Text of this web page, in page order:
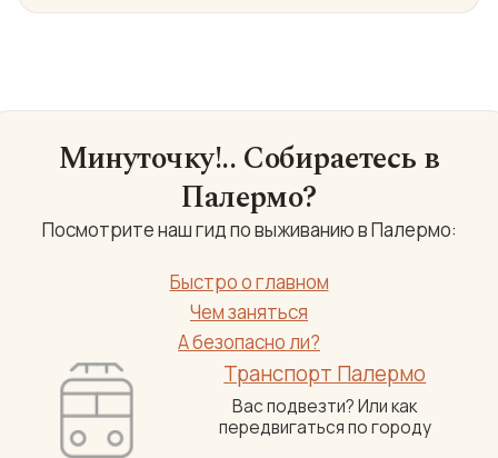
Минуточку!.. Собираетесь в
Палермо?
Посмотрите наш гид по выживанию в Палермо:
Быстро о главном
Чем заняться
А безопасно ли?
Транспорт Палермо
Вас подвезти? Или как
передвигаться по городу